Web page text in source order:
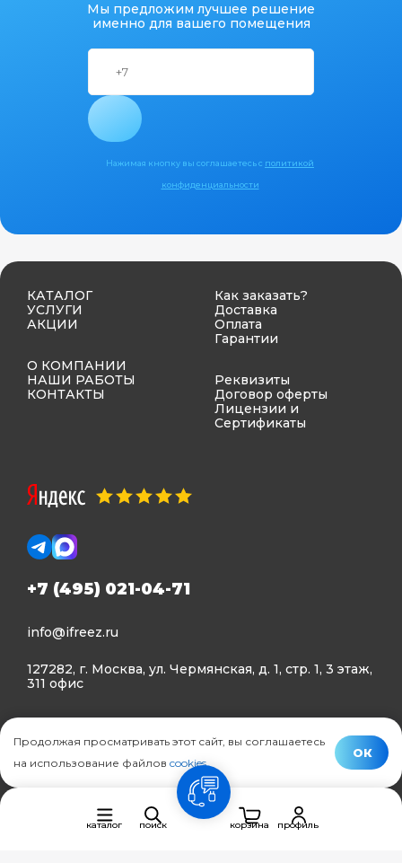
Мы предложим лучшее решение
именно для вашего помещения
Нажимая кнопку вы соглашаетесь с политикой
конфиденциальности
КАТАЛОГ
УСЛУГИ
АКЦИИ
О КОМПАНИИ
НАШИ РАБОТЫ
КОНТАКТЫ
Как заказать?
Доставка
Оплата
Гарантии
Реквизиты
Договор оферты
Лицензии и
Сертификаты
+7 (495) 021-04-71
info@ifreez.ru
127282, г. Москва, ул. Чермянская, д. 1, стр. 1, 3 этаж,
311 офис
Политика конфиденциальности
© Ifreez - продажа и установка климатической техники,
каталог поиск
связь
корзина
профиль
Продолжая просматривать этот сайт, вы соглашаетесь
на использование файлов cookies.
ОК